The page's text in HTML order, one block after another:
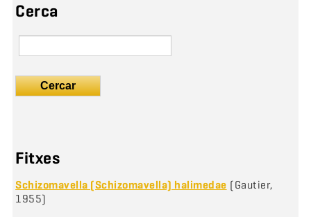
Cerca
Cercar
Fitxes
Schizomavella (Schizomavella) halimedae (Gautier,
1955)